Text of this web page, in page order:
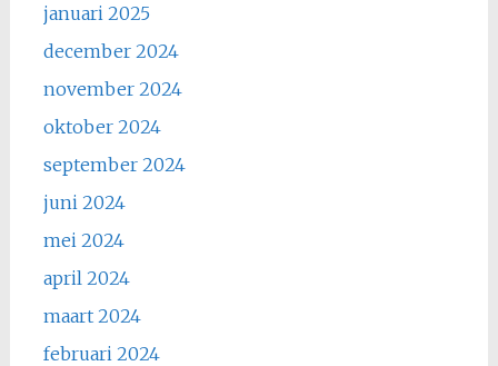
januari 2025
december 2024
november 2024
oktober 2024
september 2024
juni 2024
mei 2024
april 2024
maart 2024
februari 2024